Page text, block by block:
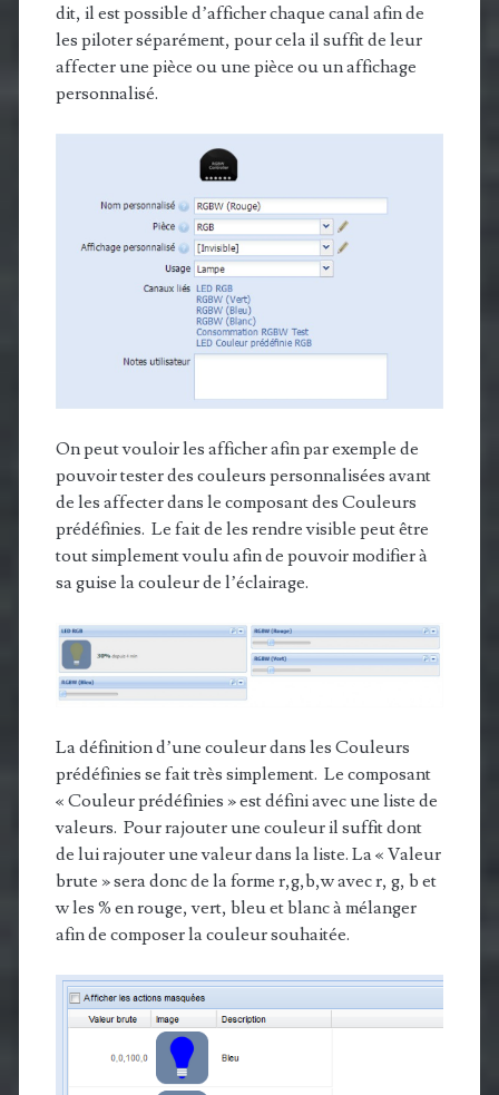
dit, il est possible d’afficher chaque canal afin de
les piloter séparément, pour cela il suffit de leur
affecter une pièce ou une pièce ou un affichage
personnalisé.
On peut vouloir les afficher afin par exemple de
pouvoir tester des couleurs personnalisées avant
de les affecter dans le composant des Couleurs
prédéfinies. Le fait de les rendre visible peut être
tout simplement voulu afin de pouvoir modifier à
sa guise la couleur de l’éclairage.
La définition d’une couleur dans les Couleurs
prédéfinies se fait très simplement. Le composant
« Couleur prédéfinies » est défini avec une liste de
valeurs. Pour rajouter une couleur il suffit dont
de lui rajouter une valeur dans la liste. La « Valeur
brute » sera donc de la forme r,g,b,w avec r, g, b et
w les % en rouge, vert, bleu et blanc à mélanger
afin de composer la couleur souhaitée.